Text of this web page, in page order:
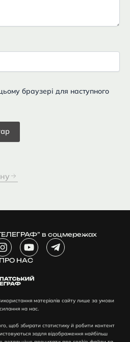
браузері для наступного
в соцмережах
I
n
s
a
r
a
m
Y
o
u
t
u
e
T
e
a
-
p
ПРО НАС
матеріалів сайту лише за умови
на нас.
щоб збирати статистику й робити контент
задля відображення найбільш